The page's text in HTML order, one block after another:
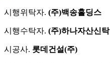
시행위탁자. (주)백송홀딩스
시행수탁자. (주)하나자산신탁
시공사. 롯데건설(주)